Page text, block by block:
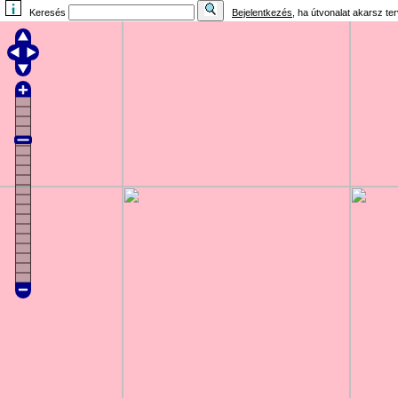
Keresés Bejelentkezés , ha útvonalat akarsz